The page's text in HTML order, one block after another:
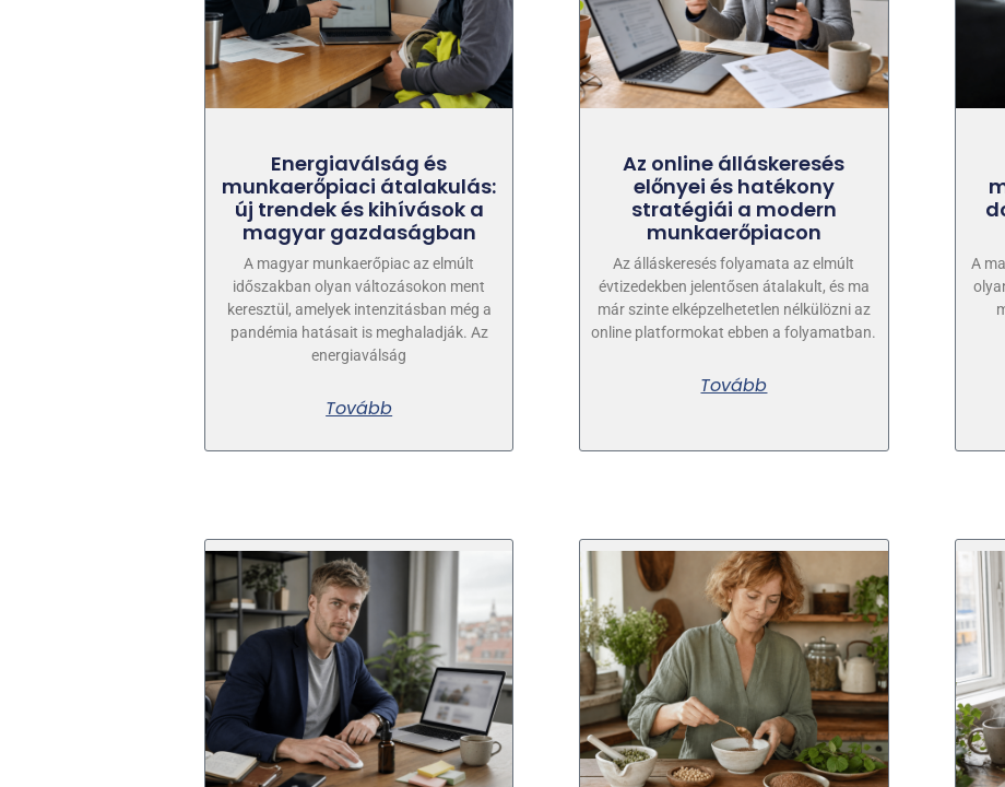
Energiaválság és
munkaerőpiaci átalakulás:
új trendek és kihívások a
magyar gazdaságban
A magyar munkaerőpiac az elmúlt
időszakban olyan változásokon ment
keresztül, amelyek intenzitásban még a
pandémia hatásait is meghaladják. Az
energiaválság
Tovább
Az online álláskeresés
előnyei és hatékony
stratégiái a modern
munkaerőpiacon
Az álláskeresés folyamata az elmúlt
évtizedekben jelentősen átalakult, és ma
már szinte elképzelhetetlen nélkülözni az
online platformokat ebben a folyamatban.
Tovább
A